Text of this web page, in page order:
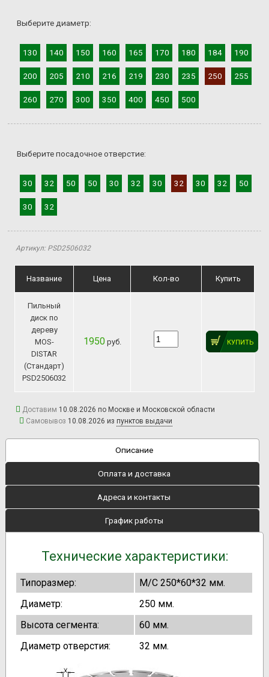
Выберите диаметр:
130 140 150 160 165 170 180 184 190
200 205 210 216 219 230 235 250 255
260 270 300 350 400 450 500
Выберите посадочное отверстие:
30 32 50 50 30 32 30 32 30 32 50
30 32
Артикул: PSD2506032
Название Цена Кол-во Купить
Пильный
диск по
дереву
MOS-
DISTAR
(Стандарт)
PSD2506032
1950руб. КУПИТЬ
Доставим 10.08.2026 по Москве и Московской области
Самовывоз 10.08.2026 из пунктов выдачи
Описание
Оплата и доставка
Адреса и контакты
График работы
Технические характеристики:
Типоразмер:
M/С 250*60*32 мм.
Диаметр:
250 мм.
Высота сегмента:
60 мм.
Диаметр отверстия:
32 мм.